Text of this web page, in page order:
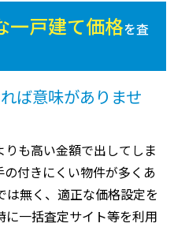
一戸建て価格を査
ば意味がありませ
も高い金額で出してしま
付きにくい物件が多くあ
は無く、適正な価格設定を
に一括査定サイト等を利用